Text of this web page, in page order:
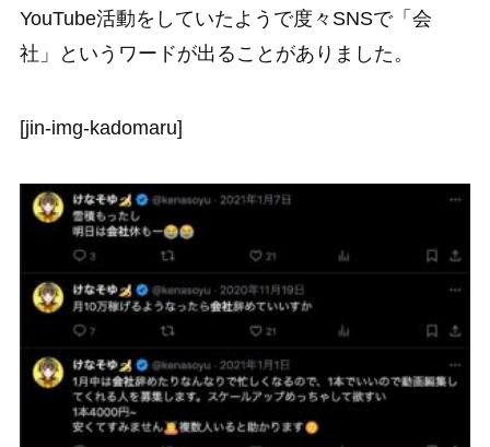
YouTube活動をしていたようで度々SNSで「会
社」というワードが出ることがありました。
[jin-img-kadomaru]